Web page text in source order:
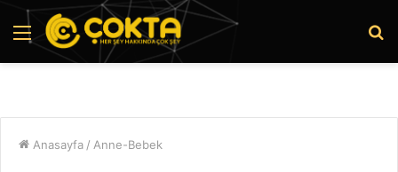
Menü
Anasayfa / Anne-Bebek